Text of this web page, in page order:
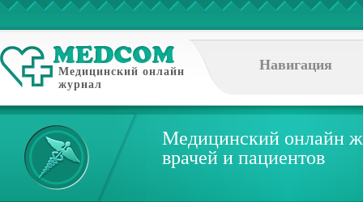
Медицинский онлайн
журнал
Навигация
Медицинский онлайн
врачей и пациентов